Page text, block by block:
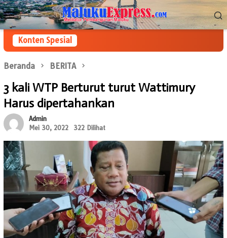
Loncat
ke
konten
Menu
Mobile
Konten Spesial
Beranda BERITA
3 kali WTP Berturut turut Wattimury
Harus dipertahankan
Admin
Mei 30, 2022
322 Dilihat